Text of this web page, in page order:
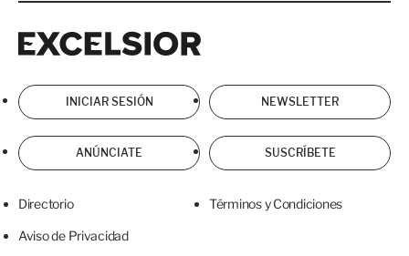
INICIAR SESIÓN NEWSLETTER
ANÚNCIATE SUSCRÍBETE
Directorio Términos y Condiciones
Aviso de Privacidad